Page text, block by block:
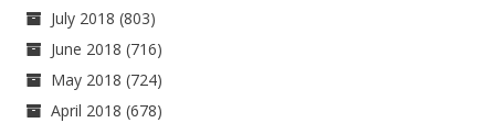
July 2018 (803)
June 2018 (716)
May 2018 (724)
April 2018 (678)